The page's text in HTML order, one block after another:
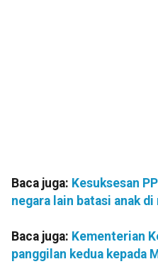
Baca juga: Kesuksesan
negara lain batasi anak di
Baca juga: Kementerian
panggilan kedua kepada